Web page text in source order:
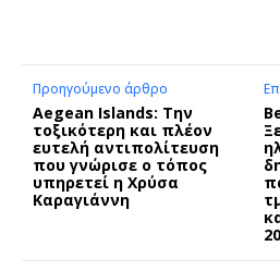
Προηγούμενο άρθρο
Aegean Islands: Την
τοξικότερη και πλέον
ευτελή αντιπολίτευση
που γνώρισε ο τόπος
υπηρετεί η Χρύσα
Καραγιάννη